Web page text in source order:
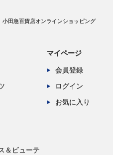
小田急百貨店オンラインショッピング
＆ビューテ
マイページ
会員登録
ログイン
お気に入り